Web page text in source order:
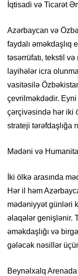
İqtisadi və Ticarət
Azərbaycan və
faydalı əməkdaşlıq
təsərrüfatı, tekstil
layihələr icra
vasitəsilə
çevrilməkdədir.
çərçivəsində hər iki
strateji tərəfdaşlığa
Mədəni və
İki ölkə arasında
Hər il həm
mədəniyyət günləri
əlaqələr genişlənir.
əməkdaşlığı və
gələcək nəsillər
Beynəlxalq